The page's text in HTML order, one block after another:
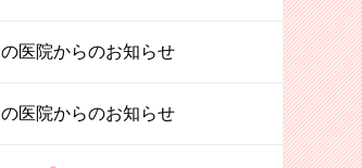
医院からのお知らせ
医院からのお知らせ